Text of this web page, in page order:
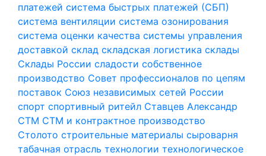
платежей система быстрых платежей (СБП)
система вентиляции система озонирования
система оценки качества системы управления
доставкой склад складская логистика склады
Склады России сладости собственное
производство Совет профессионалов по цепям
поставок Союз независимых сетей России
спорт спортивный ритейл Ставцев Александр
СТМ СТМ и контрактное производство
Столото строительные материалы сыроварня
табачная отрасль технологии технологическое